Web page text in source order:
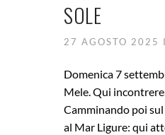
SOLE
27 AGOSTO 2025
Domenica 7
Mele. Qui
Camminando poi
al Mar Ligure: qui